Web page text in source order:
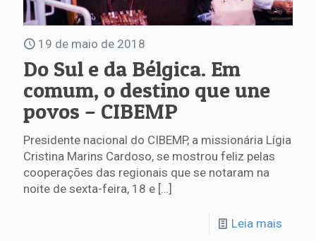
19 de maio de 2018
Do Sul e da Bélgica. Em
comum, o destino que une
povos – CIBEMP
Presidente nacional do CIBEMP, a missionária Lígia
Cristina Marins Cardoso, se mostrou feliz pelas
cooperações das regionais que se notaram na
noite de sexta-feira, 18 e […]
Leia mais